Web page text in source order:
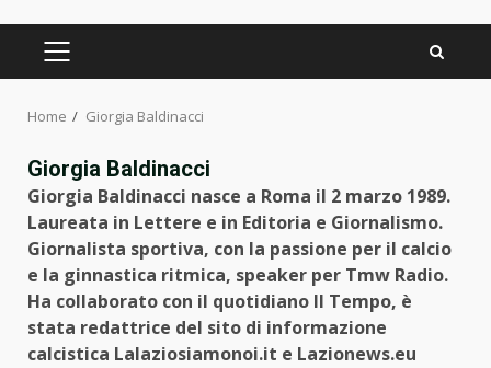
PRIMARY
Home Giorgia Baldinacci
Giorgia Baldinacci
Giorgia Baldinacci nasce a Roma il 2 marzo 1989.
Laureata in Lettere e in Editoria e Giornalismo.
Giornalista sportiva, con la passione per il calcio
e la ginnastica ritmica, speaker per Tmw Radio.
Ha collaborato con il quotidiano Il Tempo, è
stata redattrice del sito di informazione
calcistica Lalaziosiamonoi.it e Lazionews.eu